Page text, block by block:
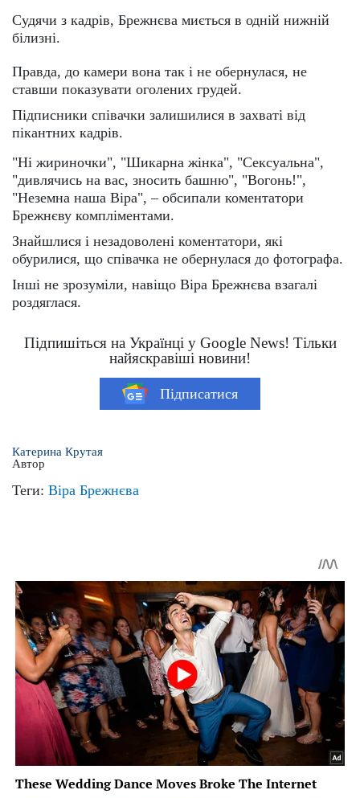
Судячи з кадрів, Брежнєва миється в одній нижній
білизні.
Правда, до камери вона так і не обернулася, не
ставши показувати оголених грудей.
Підписники співачки залишилися в захваті від
пікантних кадрів.
"Ні жириночки", "Шикарна жінка", "Сексуальна",
"дивлячись на вас, зносить башню", "Вогонь!",
"Неземна наша Віра", – обсипали коментатори
Брежнєву компліментами.
Знайшлися і незадоволені коментатори, які
обурилися, що співачка не обернулася до фотографа.
Інші не зрозуміли, навіщо Віра Брежнєва взагалі
роздяглася.
Підпишіться на Українці у Google News! Тільки
найяскравіші новини!
Підписатися
Катерина Крутая
Автор
Теги: Віра Брежнєва